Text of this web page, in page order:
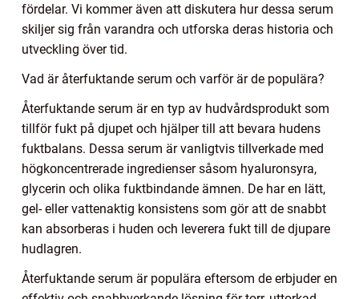
fördelar. Vi kommer även att diskutera hur dessa serum
skiljer sig från varandra och utforska deras historia och
utveckling över tid.
Vad är återfuktande serum och varför är de populära?
Återfuktande serum är en typ av hudvårdsprodukt som
tillför fukt på djupet och hjälper till att bevara hudens
fuktbalans. Dessa serum är vanligtvis tillverkade med
högkoncentrerade ingredienser såsom hyaluronsyra,
glycerin och olika fuktbindande ämnen. De har en lätt,
gel- eller vattenaktig konsistens som gör att de snabbt
kan absorberas i huden och leverera fukt till de djupare
hudlagren.
Återfuktande serum är populära eftersom de erbjuder en